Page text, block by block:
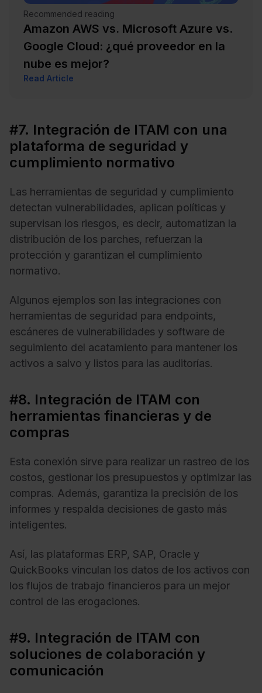
Recommended reading
Amazon AWS vs. Microsoft Azure vs.
Google Cloud: ¿qué proveedor en la
nube es mejor?
Read Article
#7. Integración de ITAM con una
plataforma de seguridad y
cumplimiento normativo
Las herramientas de seguridad y cumplimiento
detectan vulnerabilidades, aplican políticas y
supervisan los riesgos, es decir, automatizan la
distribución de los parches, refuerzan la
protección y garantizan el cumplimiento
normativo.
Algunos ejemplos son las integraciones con
herramientas de seguridad para endpoints,
escáneres de vulnerabilidades y software de
seguimiento del acatamiento para mantener los
activos a salvo y listos para las auditorías.
#8. Integración de ITAM con
herramientas financieras y de
compras
Esta conexión sirve para realizar un rastreo de los
costos, gestionar los presupuestos y optimizar las
compras. Además, garantiza la precisión de los
informes y respalda decisiones de gasto más
inteligentes.
Así, las plataformas ERP, SAP, Oracle y
QuickBooks vinculan los datos de los activos con
los flujos de trabajo financieros para un mejor
control de las erogaciones.
#9. Integración de ITAM con
soluciones de colaboración y
comunicación